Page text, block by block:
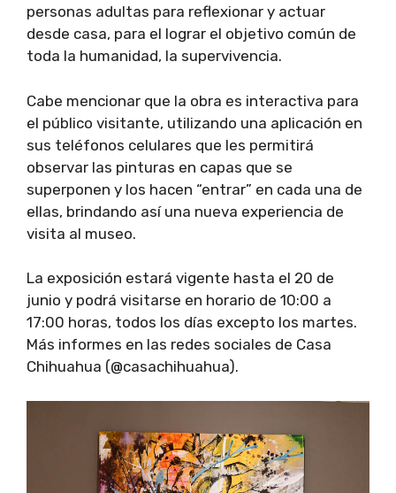
personas adultas para reflexionar y actuar
desde casa, para el lograr el objetivo común de
toda la humanidad, la supervivencia.
Cabe mencionar que la obra es interactiva para
el público visitante, utilizando una aplicación en
sus teléfonos celulares que les permitirá
observar las pinturas en capas que se
superponen y los hacen “entrar” en cada una de
ellas, brindando así una nueva experiencia de
visita al museo.
La exposición estará vigente hasta el 20 de
junio y podrá visitarse en horario de 10:00 a
17:00 horas, todos los días excepto los martes.
Más informes en las redes sociales de Casa
Chihuahua (@casachihuahua).